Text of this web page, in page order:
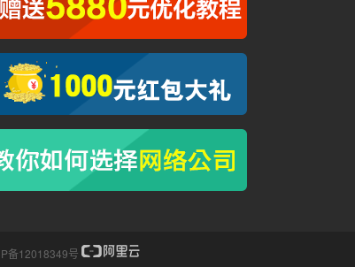
备12018349号